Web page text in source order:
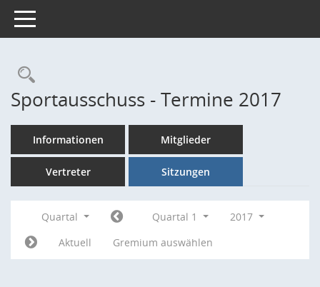
Toggle navigation
Rechercheauswahl
Sportausschuss - Termine 2017
Informationen Mitglieder
Vertreter Sitzungen
Quartal Quartal 1
2017
Aktuell
Gremium auswählen